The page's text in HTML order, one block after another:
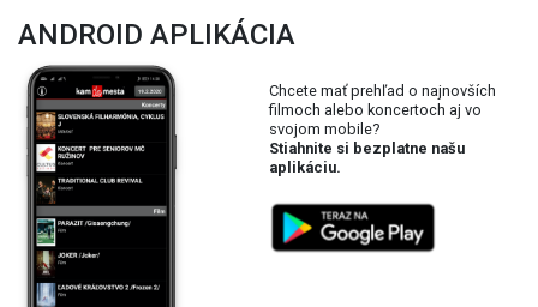
ANDROID APLIKÁCIA
Chcete mať prehľad o najnovších
filmoch alebo koncertoch aj vo
svojom mobile?
Stiahnite si bezplatne našu
aplikáciu.